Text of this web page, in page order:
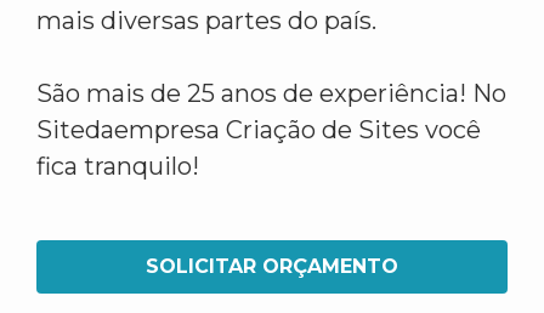
mais diversas partes do país.
São mais de 25 anos de experiência! No
Sitedaempresa Criação de Sites você
fica tranquilo!
SOLICITAR ORÇAMENTO